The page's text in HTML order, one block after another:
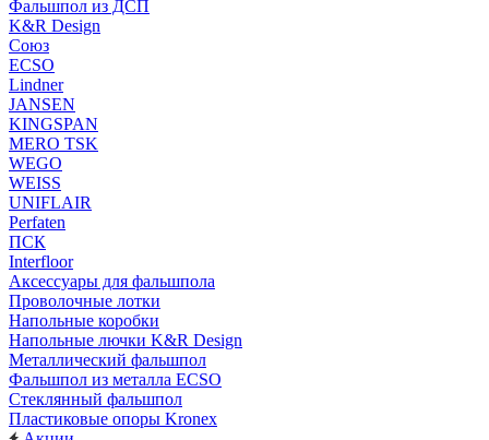
Фальшпол из ДСП
K&R Design
Союз
ECSO
Lindner
JANSEN
KINGSPAN
MERO TSK
WEGO
WEISS
UNIFLAIR
Perfaten
ПСК
Interfloor
Аксессуары для фальшпола
Проволочные лотки
Напольные коробки
Напольные лючки K&R Design
Металлический фальшпол
Фальшпол из металла ECSO
Стеклянный фальшпол
Пластиковые опоры Kronex